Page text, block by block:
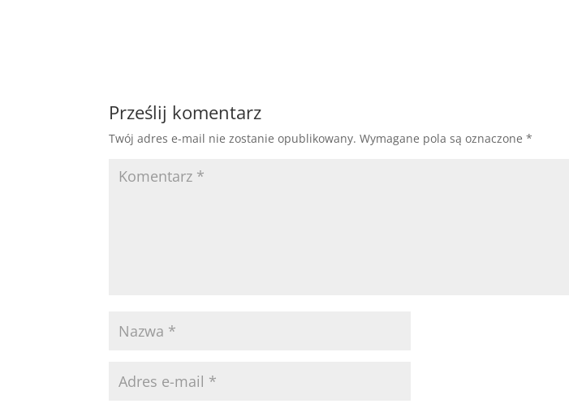
Prześlij komentarz
Twój adres e-mail nie zostanie opublikowany. Wymagane pola są oznaczone*